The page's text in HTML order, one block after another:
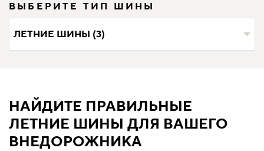
ВЫБЕРИТЕ ТИП ШИНЫ
ЛЕТНИЕ ШИНЫ (3)
НАЙДИТЕ ПРАВИЛЬНЫЕ
ЛЕТНИЕ ШИНЫ ДЛЯ ВАШЕГО
ВНЕДОРОЖНИКА